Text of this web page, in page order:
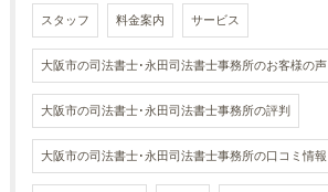
スタッフ 料金案内 サービス
大阪市の司法書士･永田司法書士事務所のお客様の声
大阪市の司法書士･永田司法書士事務所の評判
大阪市の司法書士･永田司法書士事務所の口コミ情報